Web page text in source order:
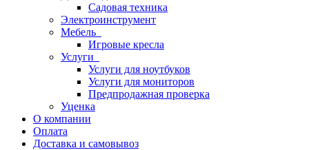
Садовая техника
Электроинструмент
Мебель
Игровые кресла
Услуги
Услуги для ноутбуков
Услуги для мониторов
Предпродажная проверка
Уценка
О компании
Оплата
Доставка и самовывоз